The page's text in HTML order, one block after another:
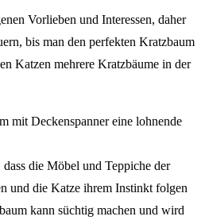
Vorlieben und Interessen, daher
bis man den perfekten Kratzbaum
Katzen mehrere Kratzbäume in der
mit Deckenspanner eine lohnende
dass die Möbel und Teppiche der
und die Katze ihrem Instinkt folgen
kann süchtig machen und wird